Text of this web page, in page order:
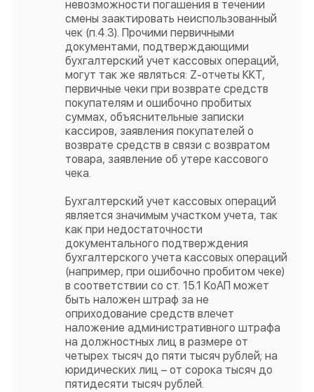
невозможности погашения в течении
смены заактировать неиспользованный
чек (п.4.3). Прочими первичными
документами, подтверждающими
бухгалтерский учет кассовых операций,
могут так же являться: Z-отчеты ККТ,
первичные чеки при возврате средств
покупателям и ошибочно пробитых
суммах, объяснительные записки
кассиров, заявления покупателей о
возврате средств в связи с возвратом
товара, заявление об утере кассового
чека.
Бухгалтерский учет кассовых операций
является значимым участком учета, так
как при недостаточности
документального подтверждения
бухгалтерского учета кассовых операций
(например, при ошибочно пробитом чеке)
в соответствии со ст. 15.1 КоАП может
быть наложен штраф за не
оприходование средств влечет
наложение административного штрафа
на должностных лиц в размере от
четырех тысяч до пяти тысяч рублей; на
юридических лиц – от сорока тысяч до
пятидесяти тысяч рублей.